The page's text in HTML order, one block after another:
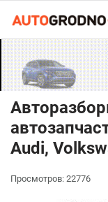
Audi,
Просмотров: 22776